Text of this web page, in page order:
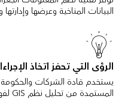
البيانات المناخية وعرضها
الرؤى التي تحفز اتخاذ
يستخدم قادة الشركات
المستمدة من تحليل نظم GIS لفهم الظروف المتغيرة والتحرك بسرعة.